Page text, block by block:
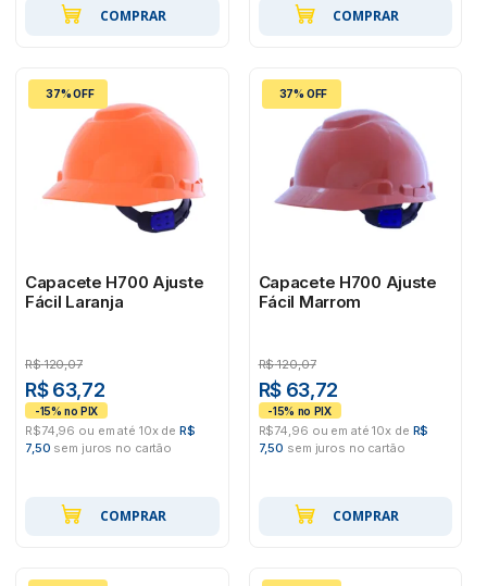
COMPRAR COMPRAR
37% OFF
Capacete H700 Ajuste
Fácil Laranja
R$ 120,07
R$ 63,72
R$74,96 ou em até 10x de R$
7,50 sem juros no cartão
COMPRAR
37% OFF
Capacete H700 Ajuste
Fácil Marrom
R$ 120,07
R$ 63,72
R$74,96 ou em até 10x de R$
7,50 sem juros no cartão
COMPRAR